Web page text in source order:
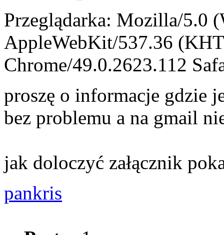
Przeglądarka: Mozilla/5.0
AppleWebKit/537.36
Chrome/49.0.2623.112
proszę o informacje gdzie
bez problemu a na gmail
jak doloczyć załącznik
pankris